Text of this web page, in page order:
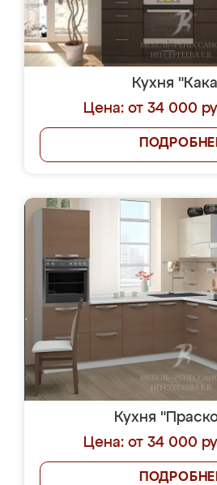
Кухня
Цена: от 34 000
Кухня
Цена: от 34 000